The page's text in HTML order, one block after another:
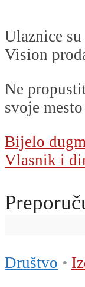
Ulaznice
Vision
Ne
svoje
Bijelo
Vlasnik i
Društvo •